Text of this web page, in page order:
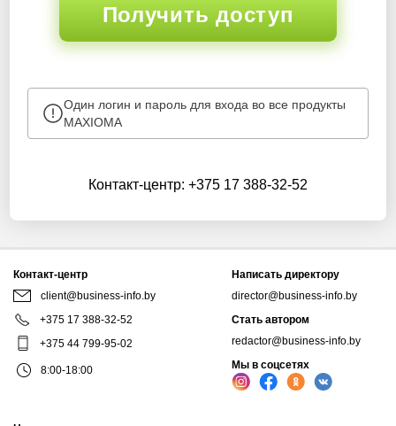
Получить доступ
Один логин и пароль для входа во все продукты
MAXIOMA
Контакт-центр: +375 17 388-32-52
Контакт-центр
client@business-info.by
+375 17 388-32-52
+375 44 799-95-02
8:00-18:00
Написать директору
director@business-info.by
Стать автором
redactor@business-info.by
Мы в соцсетях